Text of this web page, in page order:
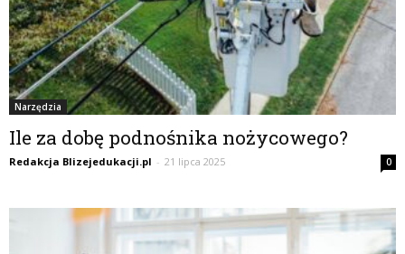
Narzędzia
Ile za dobę podnośnika nożycowego?
Redakcja Blizejedukacji.pl - 21 lipca 2025 0